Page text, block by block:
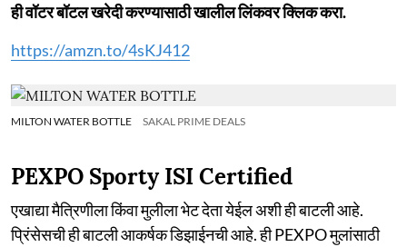
ही वॉटर बॉटल खरेदी करण्यासाठी खालील लिंकवर क्लिक करा.
https://amzn.to/4sKJ412
MILTON WATER BOTTLE SAKAL PRIME DEALS
PEXPO Sporty ISI Certified
एखाद्या मैत्रिणीला किंवा मुलीला भेट देता येईल अशी ही बाटली आहे.
प्रिंसेसची ही बाटली आकर्षक डिझाईनची आहे. ही PEXPO मुलांसाठी